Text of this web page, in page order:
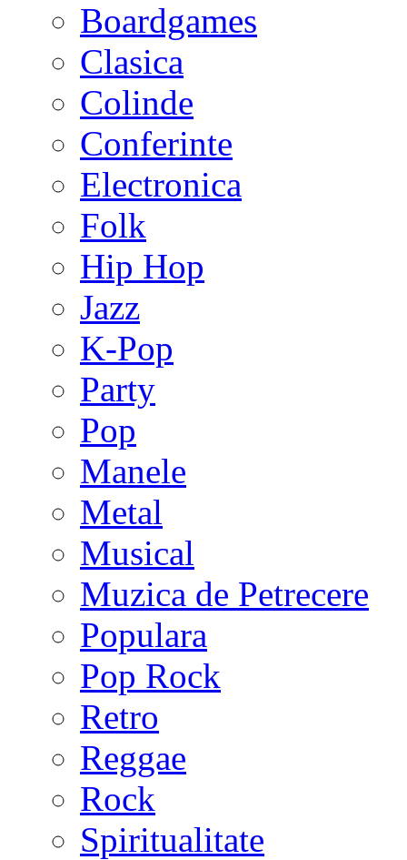
Boardgames
Clasica
Colinde
Conferinte
Electronica
Folk
Hip Hop
Jazz
K-Pop
Party
Pop
Manele
Metal
Musical
Muzica de Petrecere
Populara
Pop Rock
Retro
Reggae
Rock
Spiritualitate